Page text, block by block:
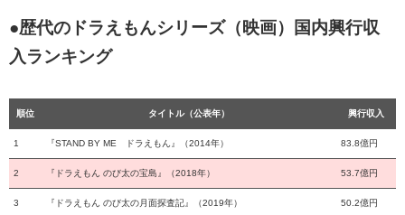
●歴代のドラえもんシリーズ（映画）国内興行収
入ランキング
順位 タイトル（公表年） 興行収入
1 『STAND BY ME ドラえもん』（2014年） 83.8億円
2 『ドラえもん のび太の宝島』（2018年） 53.7億円
3 『ドラえもん のび太の月面探査記』（2019年） 50.2億円